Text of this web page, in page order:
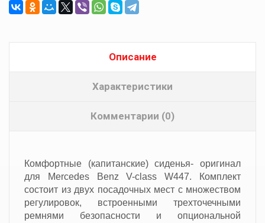
Описание
Характеристики
Комментарии (0)
Комфортные (капитанские) сиденья- оригинал
для Mercedes Benz V-class W447. Комплект
состоит из двух посадочных мест с множеством
регулировок, встроенными трехточечными
ремнями безопасности и опциональной